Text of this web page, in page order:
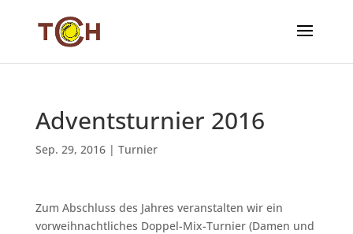
Adventsturnier 2016
Sep. 29, 2016| Turnier
Zum Abschluss des Jahres veranstalten wir ein
vorweihnachtliches Doppel-Mix-Turnier (Damen und